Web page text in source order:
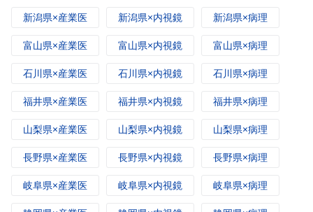
新潟県×産業医 新潟県×内視鏡 新潟県×病理
富山県×産業医 富山県×内視鏡 富山県×病理
石川県×産業医 石川県×内視鏡 石川県×病理
福井県×産業医 福井県×内視鏡 福井県×病理
山梨県×産業医 山梨県×内視鏡 山梨県×病理
長野県×産業医 長野県×内視鏡 長野県×病理
岐阜県×産業医 岐阜県×内視鏡 岐阜県×病理